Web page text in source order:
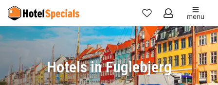
Mijn
favorieten
menu
Hotels in Fuglebjerg